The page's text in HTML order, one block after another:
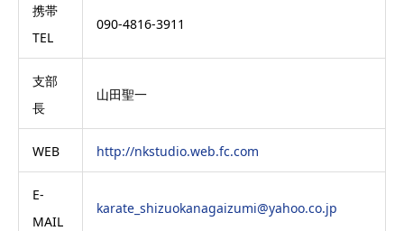
携帯
TEL
090-4816-3911
支部
長
山田聖一
WEB http://nkstudio.web.fc.com
E-
MAIL
karate_shizuokanagaizumi@yahoo.co.jp